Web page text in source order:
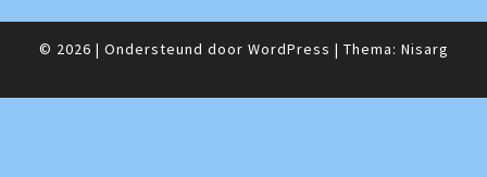
© 2026 | Ondersteund door WordPress | Thema: Nisarg